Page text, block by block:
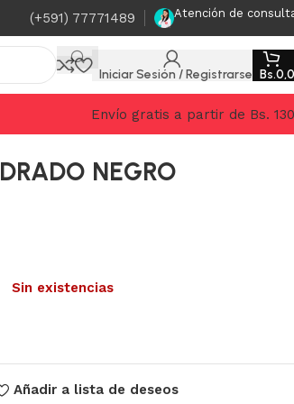
(+591) 77771489 Atención de
Iniciar Sesión / Registrarse Bs.
Envío gratis a partir de Bs.
NEGRO
Sin existencias
Añadir a lista de deseos